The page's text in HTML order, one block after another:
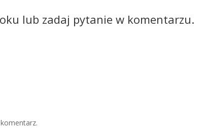
lub zadaj pytanie w komentarzu.